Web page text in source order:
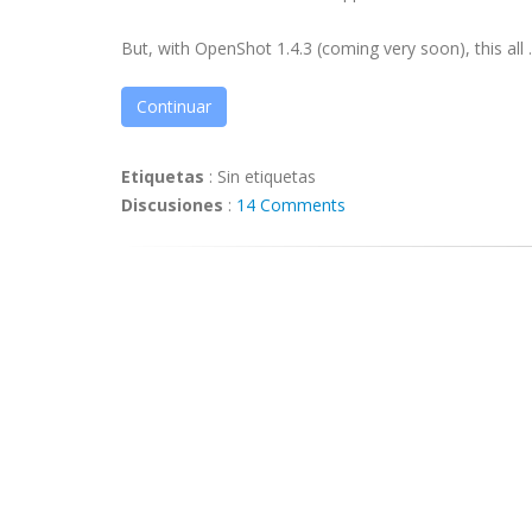
But, with OpenShot 1.4.3 (coming very soon), this all
Continuar
Etiquetas : Sin etiquetas
Discusiones : 14 Comments